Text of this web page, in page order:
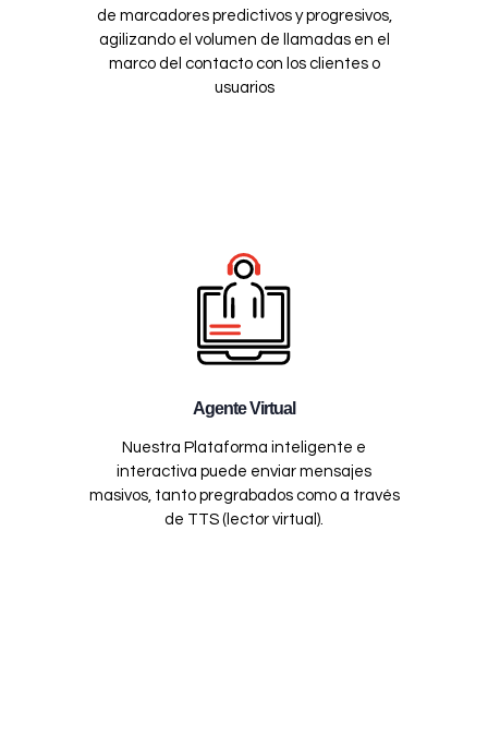
de marcadores predictivos y progresivos,
agilizando el volumen de llamadas en el
marco del contacto con los clientes o
usuarios
Agente Virtual
Nuestra Plataforma inteligente e
interactiva puede enviar mensajes
masivos, tanto pregrabados como a través
de TTS (lector virtual).